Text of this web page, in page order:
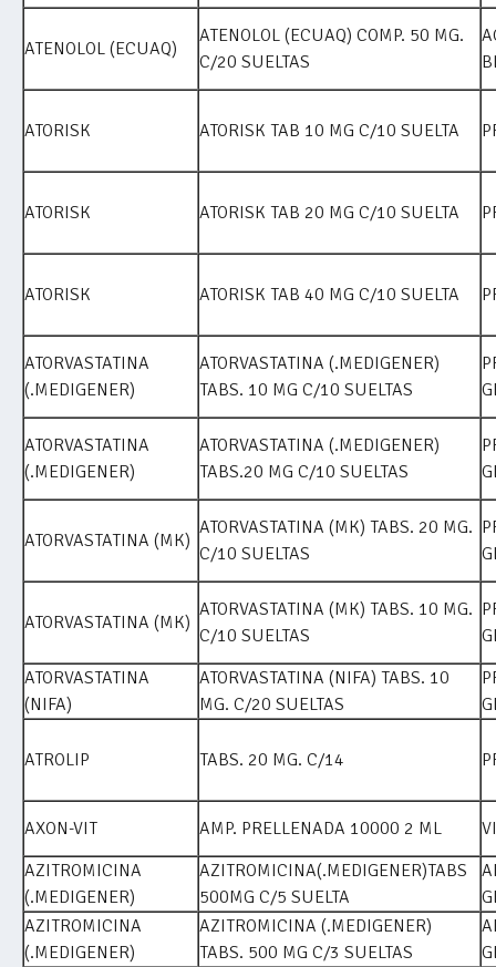
ATENOLOL (ECUAQ)
ATENOLOL (ECUAQ) COMP. 50 MG.
C/20 SUELTAS
ATORISK ATORISK TAB 10 MG C/10 SUELTA
ATORISK ATORISK TAB 20 MG C/10 SUELTA
ATORISK ATORISK TAB 40 MG C/10 SUELTA
ATORVASTATINA
(.MEDIGENER)
ATORVASTATINA (.MEDIGENER)
TABS. 10 MG C/10 SUELTAS
ATORVASTATINA
(.MEDIGENER)
ATORVASTATINA (.MEDIGENER)
TABS.20 MG C/10 SUELTAS
ATORVASTATINA (MK)
ATORVASTATINA (MK) TABS. 20 MG.
C/10 SUELTAS
ATORVASTATINA (MK)
ATORVASTATINA (MK) TABS. 10 MG.
C/10 SUELTAS
ATORVASTATINA
(NIFA)
ATORVASTATINA (NIFA) TABS. 10
MG. C/20 SUELTAS
ATROLIP TABS. 20 MG. C/14
AXON-VIT AMP. PRELLENADA 10000 2 ML
AZITROMICINA
(.MEDIGENER)
AZITROMICINA(.MEDIGENER)TABS
500MG C/5 SUELTA
AZITROMICINA
(.MEDIGENER)
AZITROMICINA (.MEDIGENER)
TABS. 500 MG C/3 SUELTAS